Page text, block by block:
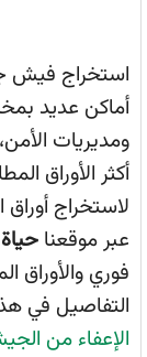
استخراج فيش
أماكن عديد
ومديريات
أكثر الأوراق
لاستخراج
عبر موقعنا
فوري والأوراق
التفاصيل في
الإعفاء من